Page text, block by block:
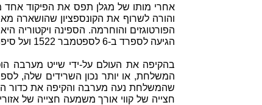
אחרי מותו של מגלן תפס את הפיקוד
והורה לשרוף את הקונספציון שהושארה
הגיעה לספרד ב-6 לספטמבר 1522 ועל סיפונה שרדו רק 18 אנשי צוות. מטען התבלינים שנשאה זו על סיפונה היה בו די כדי לממן את הוצאות מסע המשלחת כולה.
בהקיפה את העולם על-ידי שייט מערבה
המשלחת, או יותר נכון השרידים שלה,
שהמשלחת נעה מערבה והקיפה את כדור
חצייה של קווי אורך משמעה חצייה של